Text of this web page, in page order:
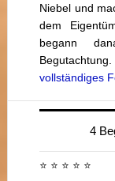
Niebel und
dem
begann
vollständiges
4
⭐ ⭐ ⭐ ⭐ ⭐